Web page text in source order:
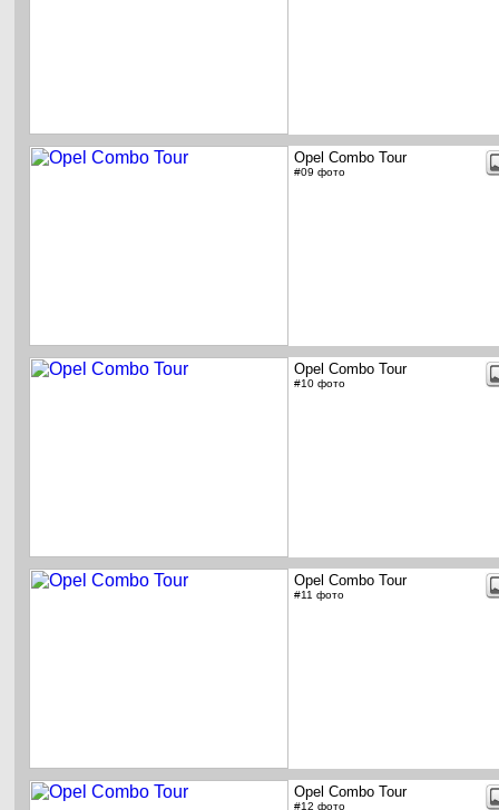
Opel Combo Tour
#09 фото
Opel Combo Tour
#10 фото
Opel Combo Tour
#11 фото
Opel Combo Tour
#12 фото